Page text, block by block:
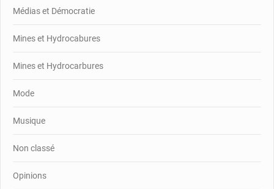
Médias et Démocratie
Mines et Hydrocabures
Mines et Hydrocarbures
Mode
Musique
Non classé
Opinions